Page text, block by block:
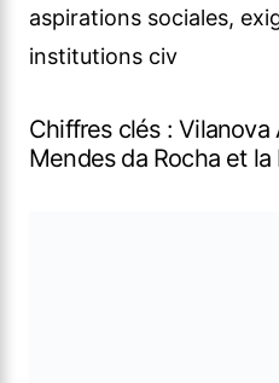
aspirations sociales,
institutions civ
Chiffres clés : Vilanova
Mendes da Rocha et la